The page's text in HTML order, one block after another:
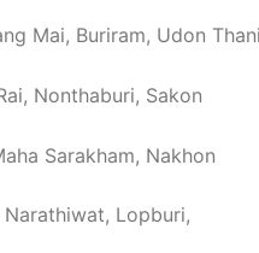
Mai, Buriram, Udon
Nonthaburi, Sakon
Sarakham, Nakhon
Narathiwat, Lopburi,